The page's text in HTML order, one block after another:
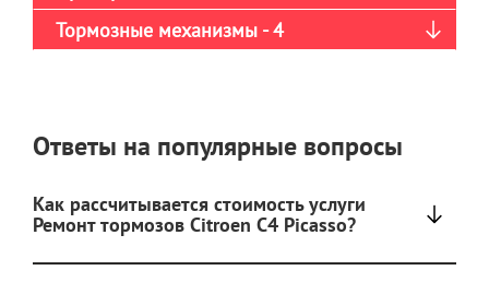
Тормозные механизмы - 4
Ответы на популярные вопросы
Как рассчитывается стоимость услуги
Ремонт тормозов Citroen C4 Picasso?